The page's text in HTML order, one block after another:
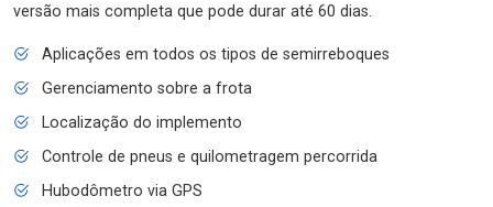
versão mais completa que pode durar até 60 dias.
Aplicações em todos os tipos de semirreboques
Gerenciamento sobre a frota
Localização do implemento
Controle de pneus e quilometragem percorrida
Hubodômetro via GPS